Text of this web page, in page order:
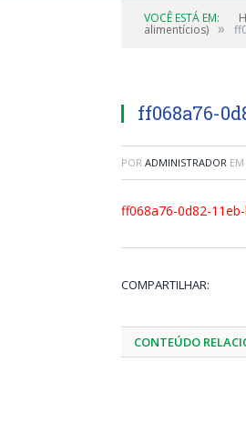
VOCÊ ESTÁ EM:
alimentícios) »
ff068a76-
POR ADMINISTRADOR EM
ff068a76-0d82-
COMPARTILHAR:
CONTEÚDO